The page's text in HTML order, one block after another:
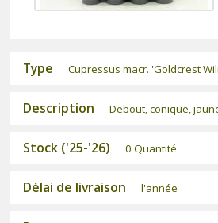
Type Cupressus macr. 'Goldcrest
Description Debout, conique,
Stock ('25-'26) 0 Quantité
Délai de livraison l'année